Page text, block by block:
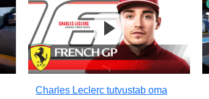
Charles Leclerc tutvustab oma